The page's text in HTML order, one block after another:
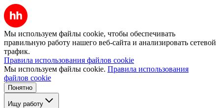
Мы используем файлы cookie, чтобы обеспечивать
правильную работу нашего веб-сайта и анализировать сетевой
трафик.
Правила использования файлов cookie
Мы используем файлы cookie. Правила использования
файлов cookie
Понятно
Ищу работу